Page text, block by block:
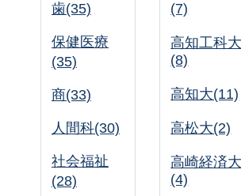
歯(35)
保健医療
(35)
商(33)
人間科(30)
社会福祉
(28)
(7)
高知工科大
(8)
高知大(11)
高松大(2)
高崎経済大
(4)